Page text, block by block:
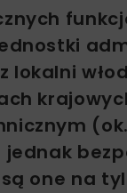
lokalni
one na